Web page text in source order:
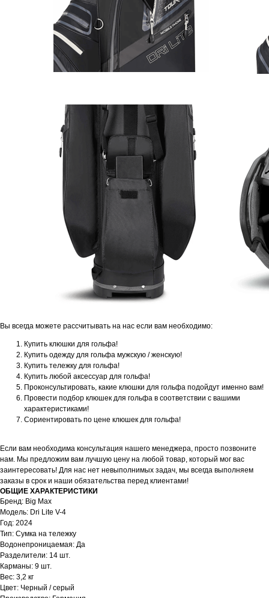
Вы всегда можете рассчитывать на нас если вам необходимо:
Купить клюшки для гольфа!
Купить одежду для гольфа мужскую / женскую!
Купить тележку для гольфа!
Купить любой аксессуар для гольфа!
Проконсультировать, какие клюшки для гольфа подойдут именно вам!
Провести подбор клюшек для гольфа в соответствии с вашими
характеристиками!
Сориентировать по цене клюшек для гольфа!
Если вам необходима консультация нашего менеджера, просто позвоните
нам. Мы предложим вам лучшую цену на любой товар, который мог вас
заинтересовать! Для нас нет невыполнимых задач, мы всегда выполняем
заказы в срок и наши обязательства перед клиентами!
ОБЩИЕ ХАРАКТЕРИСТИКИ
Бренд: Big Max
Модель: Dri Lite V-4
Год: 2024
Тип: Cумка на тележку
Водонепроницаемая: Да
Разделители: 14 шт.
Карманы: 9 шт.
Вес: 3,2 кг
Цвет: Черный / серый